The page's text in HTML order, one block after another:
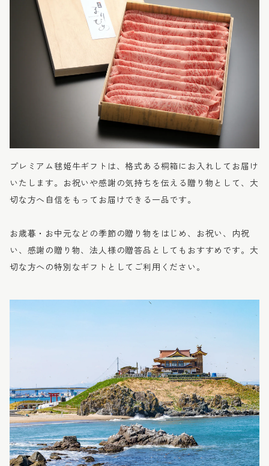
プレミアム毬姫牛ギフトは、格式ある桐箱にお入れしてお届け
いたします。お祝いや感謝の気持ちを伝える贈り物として、大
切な方へ自信をもってお届けできる一品です。
お歳暮・お中元などの季節の贈り物をはじめ、お祝い、内祝
い、感謝の贈り物、法人様の贈答品としてもおすすめです。大
切な方への特別なギフトとしてご利用ください。